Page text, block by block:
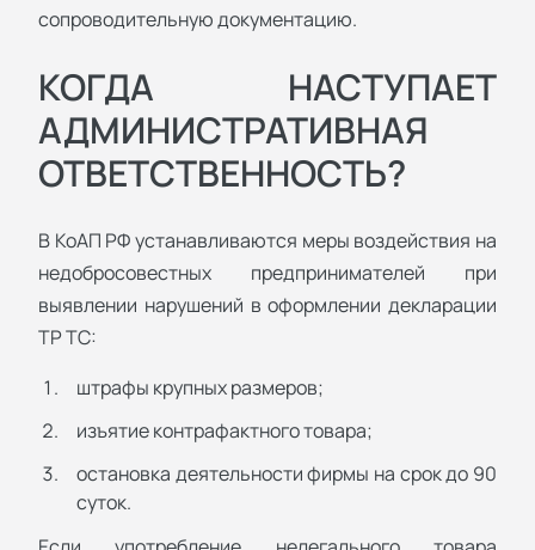
сопроводительную документацию.
КОГДА НАСТУПАЕТ
АДМИНИСТРАТИВНАЯ
ОТВЕТСТВЕННОСТЬ?
В КоАП РФ устанавливаются меры воздействия на
недобросовестных предпринимателей при
выявлении нарушений в оформлении декларации
ТР ТС:
штрафы крупных размеров;
изъятие контрафактного товара;
остановка деятельности фирмы на срок до 90
суток.